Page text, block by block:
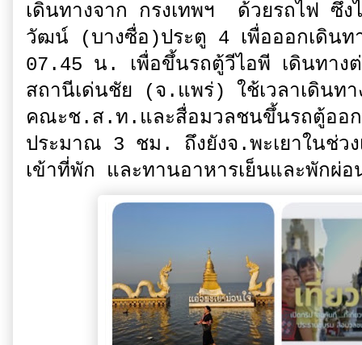
เดินทางจาก กรงเทพฯ ด้วยรถไฟ ซึ่ง
วัฒน์ (บางซื่อ)ประตู 4 เพื่อออกเดินท
07.45 น. เพื่อขึ้นรถตู้วีไอพี เดินทาง
สถานีเด่นชัย (จ.แพร่) ใช้เวลาเดิน
คณะช.ส.ท.และสื่อมวลชนขึ้นรถตู้ออก
ประมาณ 3 ชม. ถึงยังจ.พะเยาในช่ว
เข้าที่พัก และทานอาหารเย็นและพัก